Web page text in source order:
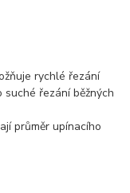
rychlé řezání
řezání běžných
průměr upínacího